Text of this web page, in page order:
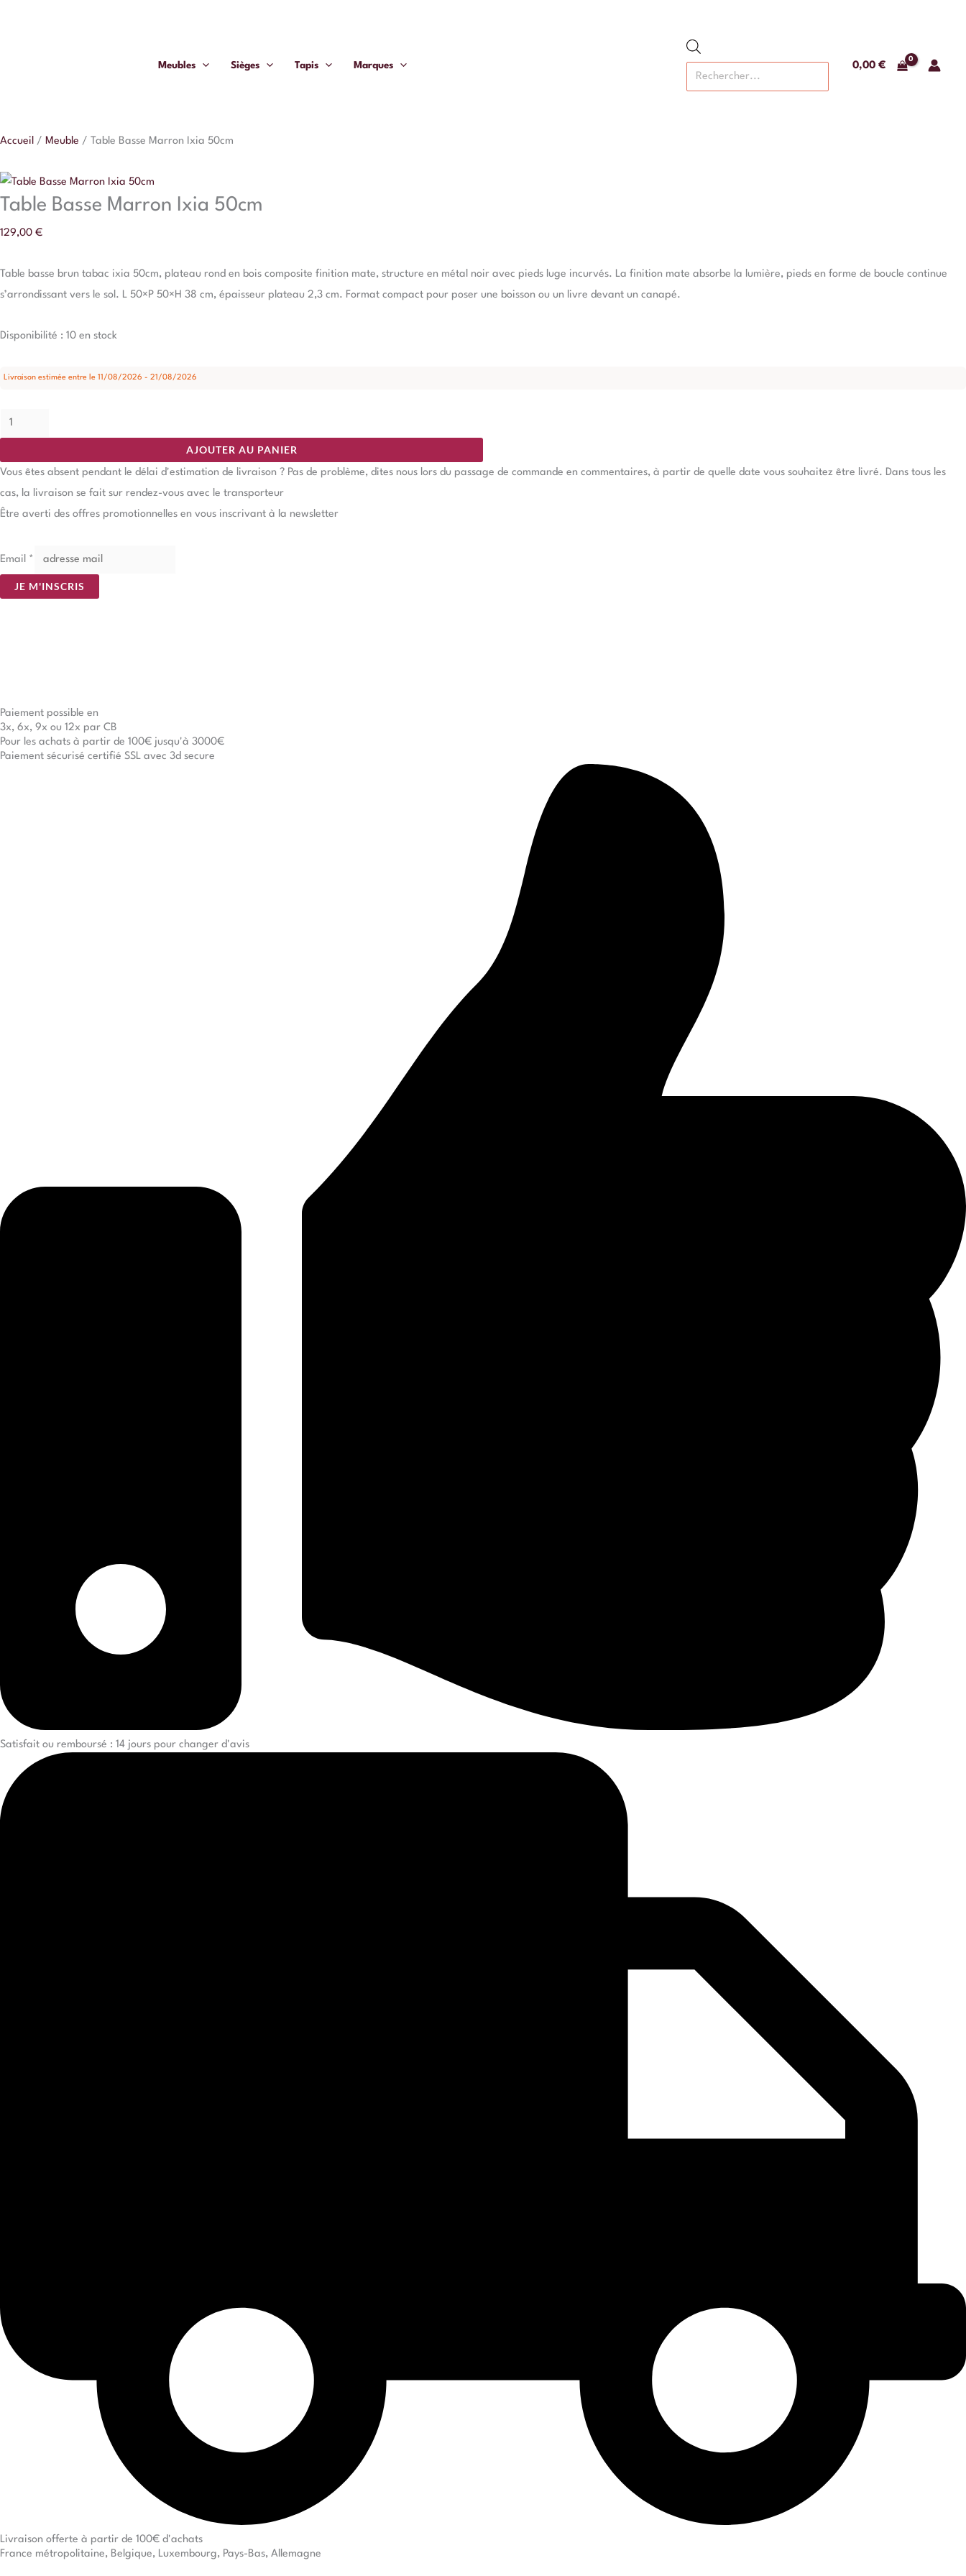
Meubles Sièges Tapis Marques
produits
0,00 €
Accueil / Meuble / Table Basse Marron Ixia 50cm
Table Basse Marron Ixia 50cm
129,00 €
Table basse brun tabac ixia 50cm, plateau rond en bois composite finition mate, structure en métal noir avec pieds luge incurvés. La finition mate absorbe la lumière, pieds en forme de boucle continue
s’arrondissant vers le sol. L 50×P 50×H 38 cm, épaisseur plateau 2,3 cm. Format compact pour poser une boisson ou un livre devant un canapé.
Disponibilité : 10 en stock
Livraison estimée entre le 11/08/2026 - 21/08/2026
50cm
AJOUTER AU PANIER
Vous êtes absent pendant le délai d'estimation de livraison ? Pas de problème, dites nous lors du passage de commande en commentaires, à partir de quelle date vous souhaitez être livré. Dans tous les
cas, la livraison se fait sur rendez-vous avec le transporteur
Être averti des offres promotionnelles en vous inscrivant à la newsletter
Email *
JE M'INSCRIS
Paiement possible en
3x, 6x, 9x ou 12x par CB
Pour les achats à partir de 100€ jusqu'à 3000€
Paiement sécurisé certifié SSL avec 3d secure
Satisfait ou remboursé : 14 jours pour changer d'avis
Livraison offerte à partir de 100€ d'achats
France métropolitaine, Belgique, Luxembourg, Pays-Bas, Allemagne